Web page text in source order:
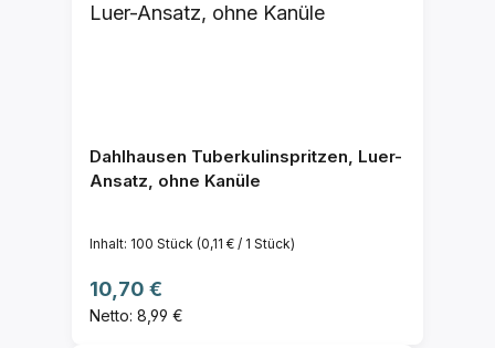
Dahlhausen Tuberkulinspritzen, Luer-
Ansatz, ohne Kanüle
Inhalt: 100 Stück (0,11 € / 1 Stück)
Regulärer Preis:
10,70 €
Netto: 8,99 €